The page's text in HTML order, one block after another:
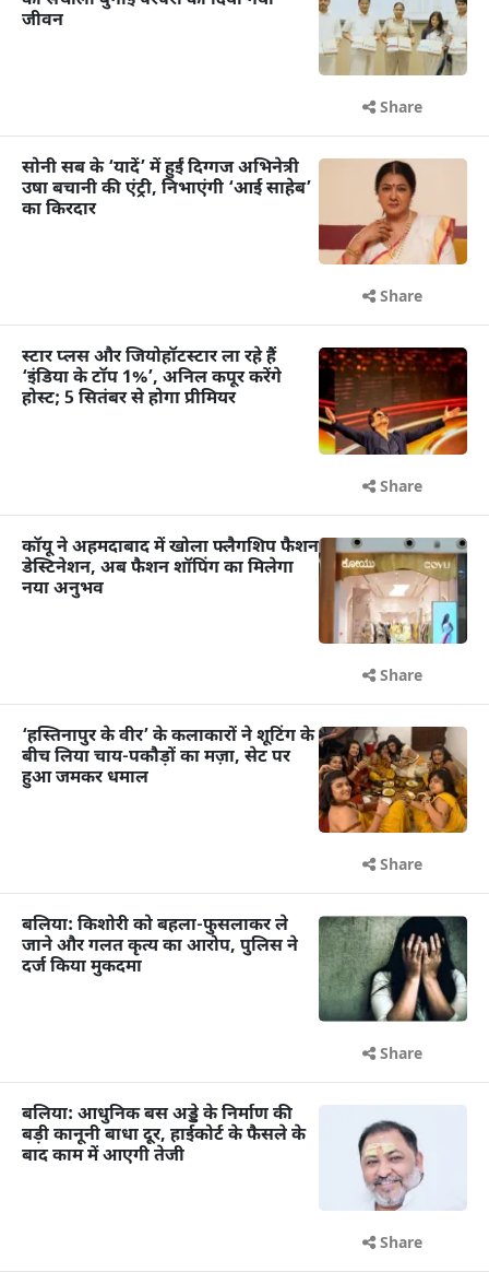
जीवन
Share
सोनी सब के ‘यादें’ में हुईं दिग्गज अभिनेत्री
उषा बचानी की एंट्री, निभाएंगी ‘आई साहेब’
का किरदार
Share
स्टार प्लस और जियोहॉटस्टार ला रहे हैं
‘इंडिया के टॉप 1%’, अनिल कपूर करेंगे
होस्ट; 5 सितंबर से होगा प्रीमियर
Share
कॉयू ने अहमदाबाद में खोला फ्लैगशिप फैशन
डेस्टिनेशन, अब फैशन शॉपिंग का मिलेगा
नया अनुभव
Share
‘हस्तिनापुर के वीर’ के कलाकारों ने शूटिंग के
बीच लिया चाय-पकौड़ों का मज़ा, सेट पर
हुआ जमकर धमाल
Share
बलिया: किशोरी को बहला-फुसलाकर ले
जाने और गलत कृत्य का आरोप, पुलिस ने
दर्ज किया मुकदमा
Share
बलिया: आधुनिक बस अड्डे के निर्माण की
बड़ी कानूनी बाधा दूर, हाईकोर्ट के फैसले के
बाद काम में आएगी तेजी
Share